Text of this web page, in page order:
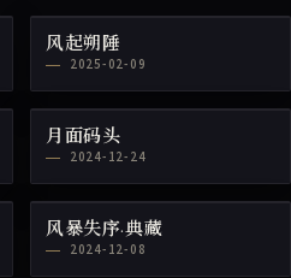
风起朔陲
2025-02-09
月面码头
2024-12-24
风暴失序·典藏
2024-12-08